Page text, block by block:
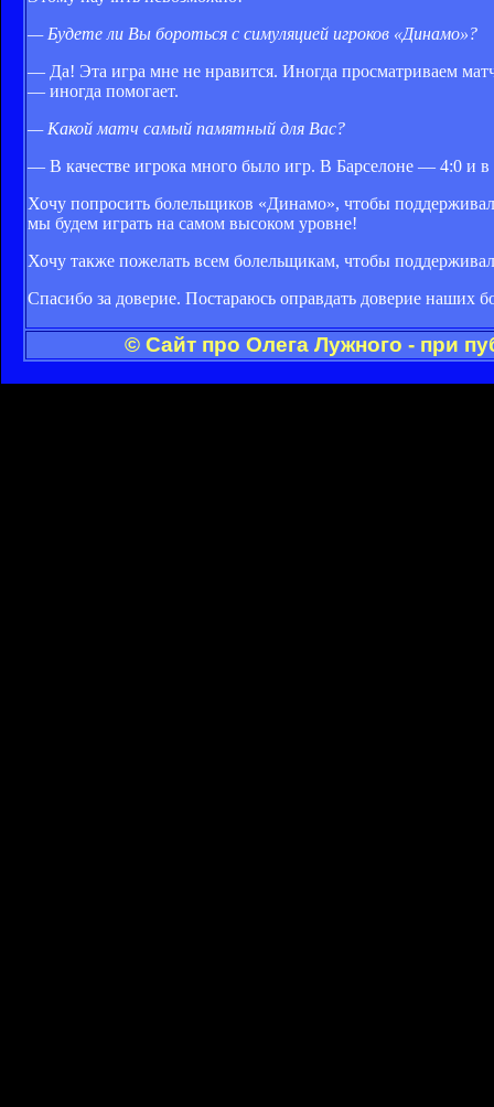
— Будете ли Вы бороться с симуляцией игроков «Динамо»?
— Да! Эта игра мне не нравится. Иногда просматриваем
— иногда помогает.
— Кaкой мaтч сaмый пaмятный для Вaс?
— В качестве игрока много было игр. В Барселоне — 4:0 и
Хочу попросить болельщиков «Динамо», чтобы
мы будем играть на самом высоком уровне!
Хочу также пожелать всем болельщикам, чтобы
Спасибо за доверие. Постараюсь оправдать доверие
© Сайт про Олега Лужного - при